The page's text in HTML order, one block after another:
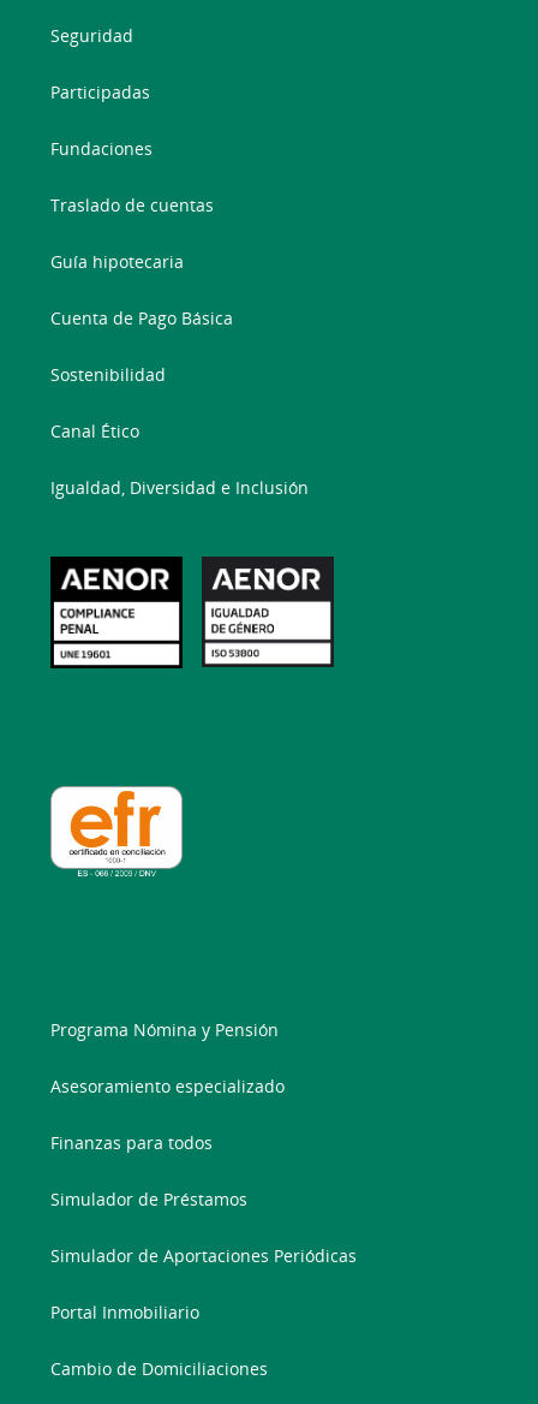
Seguridad
Participadas
Fundaciones
Traslado de cuentas
Guía hipotecaria
Cuenta de Pago Básica
Sostenibilidad
Canal Ético
Igualdad, Diversidad e Inclusión
Programa Nómina y Pensión
Asesoramiento especializado
Finanzas para todos
Simulador de Préstamos
Simulador de Aportaciones Periódicas
Portal Inmobiliario
Cambio de Domiciliaciones